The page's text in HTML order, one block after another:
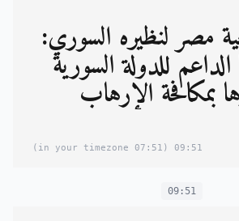
مصر لنظيره السوري:
للدولة السورية
بمكافحة الإرهاب
09:51
(07:51 in your timezone)
09:51